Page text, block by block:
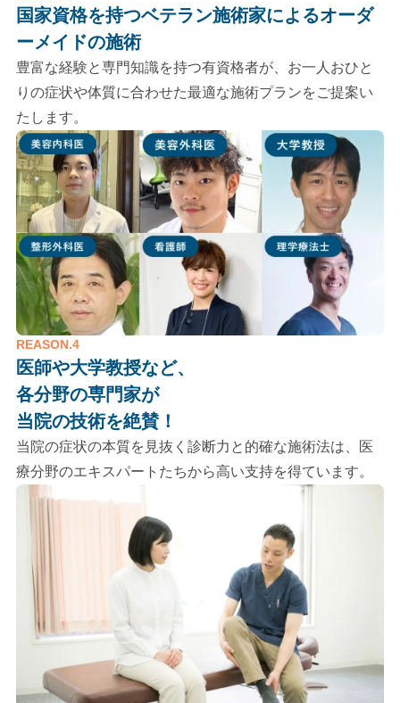
国家資格を持つベテラン施術家によるオーダ
ーメイドの施術
豊富な経験と専門知識を持つ有資格者が、お一人おひと
りの症状や体質に合わせた最適な施術プランをご提案い
たします。
REASON.4
医師や大学教授など、
各分野の専門家が
当院の技術を絶賛！
当院の症状の本質を見抜く診断力と的確な施術法は、医
療分野のエキスパートたちから高い支持を得ています。